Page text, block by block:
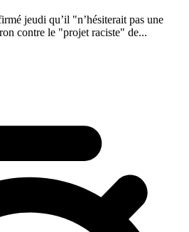
jeudi qu’il "n’hésiterait pas une
contre le "projet raciste" de...